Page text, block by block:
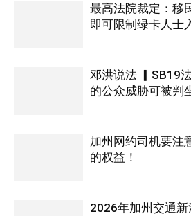
最高法院裁定：移
即可限制绿卡人士
邓洪说法 ▎SB19
的公众威胁可被判
加州网约司机要注
的权益！
2026年加州交通新